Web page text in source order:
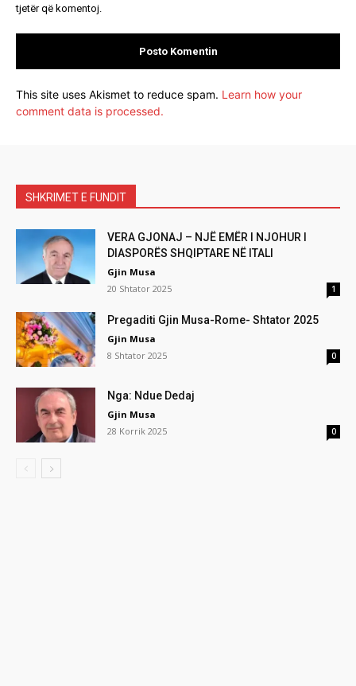
tjetër që komentoj.
This site uses Akismet to reduce spam. Learn how your
comment data is processed.
SHKRIMET E FUNDIT
VERA GJONAJ – NJË EMËR I NJOHUR I
DIASPORËS SHQIPTARE NË ITALI
Gjin Musa
20 Shtator 2025
1
Pregaditi Gjin Musa-Rome- Shtator 2025
Gjin Musa
8 Shtator 2025
0
Nga: Ndue Dedaj
Gjin Musa
28 Korrik 2025
0